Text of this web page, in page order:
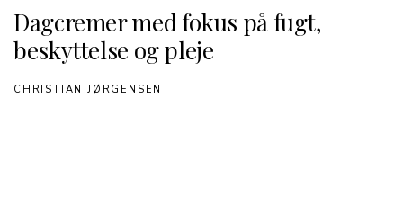
Dagcremer med fokus på fugt,
beskyttelse og pleje
CHRISTIAN JØRGENSEN